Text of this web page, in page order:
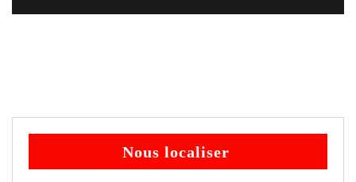
Nous localiser